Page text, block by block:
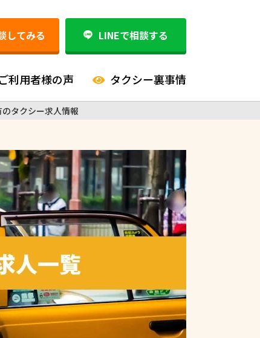
してみる LINEで相談する
ご利用者様の声 タクシー裏事情
タクシー求人情報